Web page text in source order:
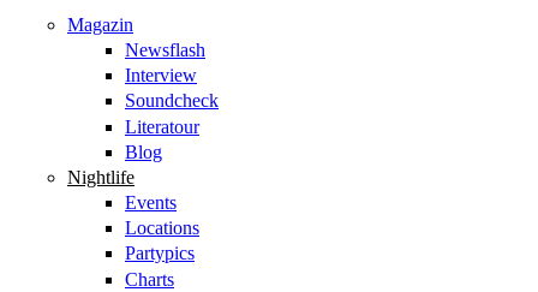
Magazin
Newsflash
Interview
Soundcheck
Literatour
Blog
Nightlife
Events
Locations
Partypics
Charts